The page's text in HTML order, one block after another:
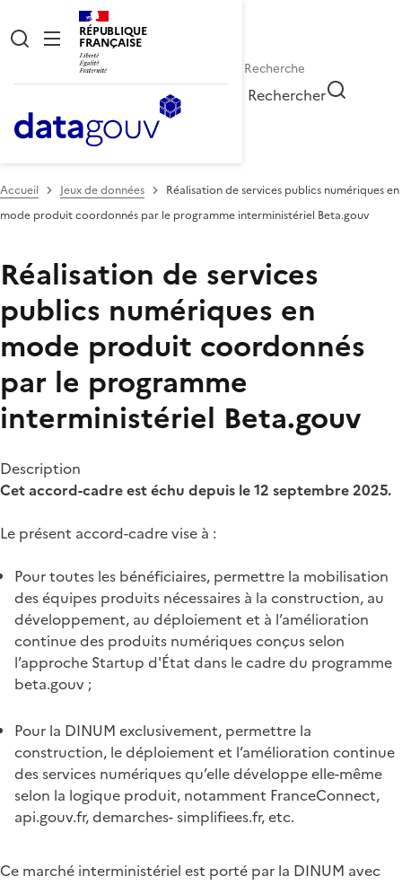
RÉPUBLIQUE
FRANÇAISE
Rechercher
Accueil Jeux de données
Réalisation de services publics numériques en
mode produit coordonnés par le programme interministériel Beta.gouv
Réalisation de services
publics numériques en
mode produit coordonnés
par le programme
interministériel Beta.gouv
Description
Cet accord-cadre est échu depuis le 12 septembre 2025.
Le présent accord-cadre vise à :
Pour toutes les bénéficiaires, permettre la mobilisation
des équipes produits nécessaires à la construction, au
développement, au déploiement et à l’amélioration
continue des produits numériques conçus selon
l’approche Startup d'État dans le cadre du programme
beta.gouv ;
Pour la DINUM exclusivement, permettre la
construction, le déploiement et l’amélioration continue
des services numériques qu’elle développe elle-même
selon la logique produit, notamment FranceConnect,
api.gouv.fr, demarches- simplifiees.fr, etc.
Ce marché interministériel est porté par la DINUM avec